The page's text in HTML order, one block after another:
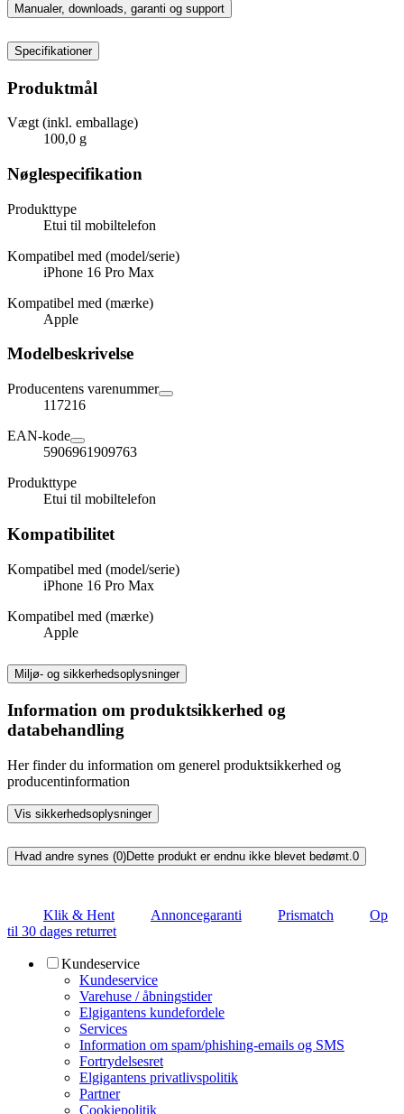
Manualer, downloads, garanti og support
Specifikationer
Produktmål
Vægt (inkl. emballage)
100,0 g
Nøglespecifikation
Produkttype
Etui til mobiltelefon
Kompatibel med (model/serie)
iPhone 16 Pro Max
Kompatibel med (mærke)
Apple
Modelbeskrivelse
Producentens varenummer
117216
EAN-kode
5906961909763
Produkttype
Etui til mobiltelefon
Kompatibilitet
Kompatibel med (model/serie)
iPhone 16 Pro Max
Kompatibel med (mærke)
Apple
Miljø- og sikkerhedsoplysninger
Information om produktsikkerhed og
databehandling
Her finder du information om generel produktsikkerhed og
producentinformation
Vis sikkerhedsoplysninger
Hvad andre synes (0)Dette produkt er endnu ikke blevet bedømt.0
Klik & Hent Annoncegaranti Prismatch
Op
til 30 dages returret
Kundeservice
Kundeservice
Varehuse / åbningstider
Elgigantens kundefordele
Services
Information om spam/phishing-emails og SMS
Fortrydelsesret
Elgigantens privatlivspolitik
Partner
Cookiepolitik